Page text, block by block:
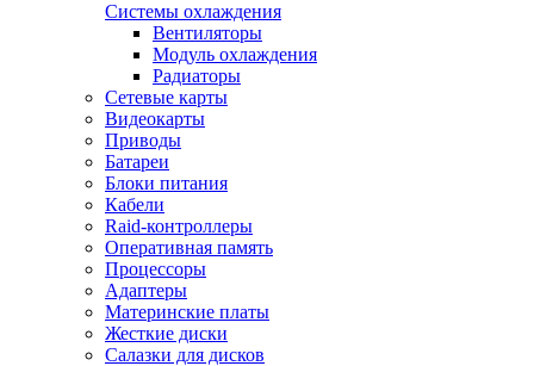
Системы охлаждения
Вентиляторы
Модуль охлаждения
Радиаторы
Сетевые карты
Видеокарты
Приводы
Батареи
Блоки питания
Кабели
Raid-контроллеры
Оперативная память
Процессоры
Адаптеры
Материнские платы
Жесткие диски
Салазки для дисков